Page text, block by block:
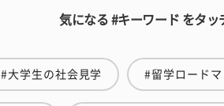
気になる #キーワード をタッ
#大学生の社会見学 #留学ロードマ